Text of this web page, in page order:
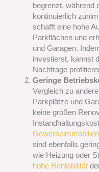
begrenzt, während
kontinuierlich
schafft eine hohe
Parkflächen und
und Garagen.
investierst, kannst
Nachfrage
Geringe
Vergleich zu
Parkplätze und
keine großen
Gewerbeimmobilien
sind ebenfalls
wie Heizung oder
hohe Rentabilität